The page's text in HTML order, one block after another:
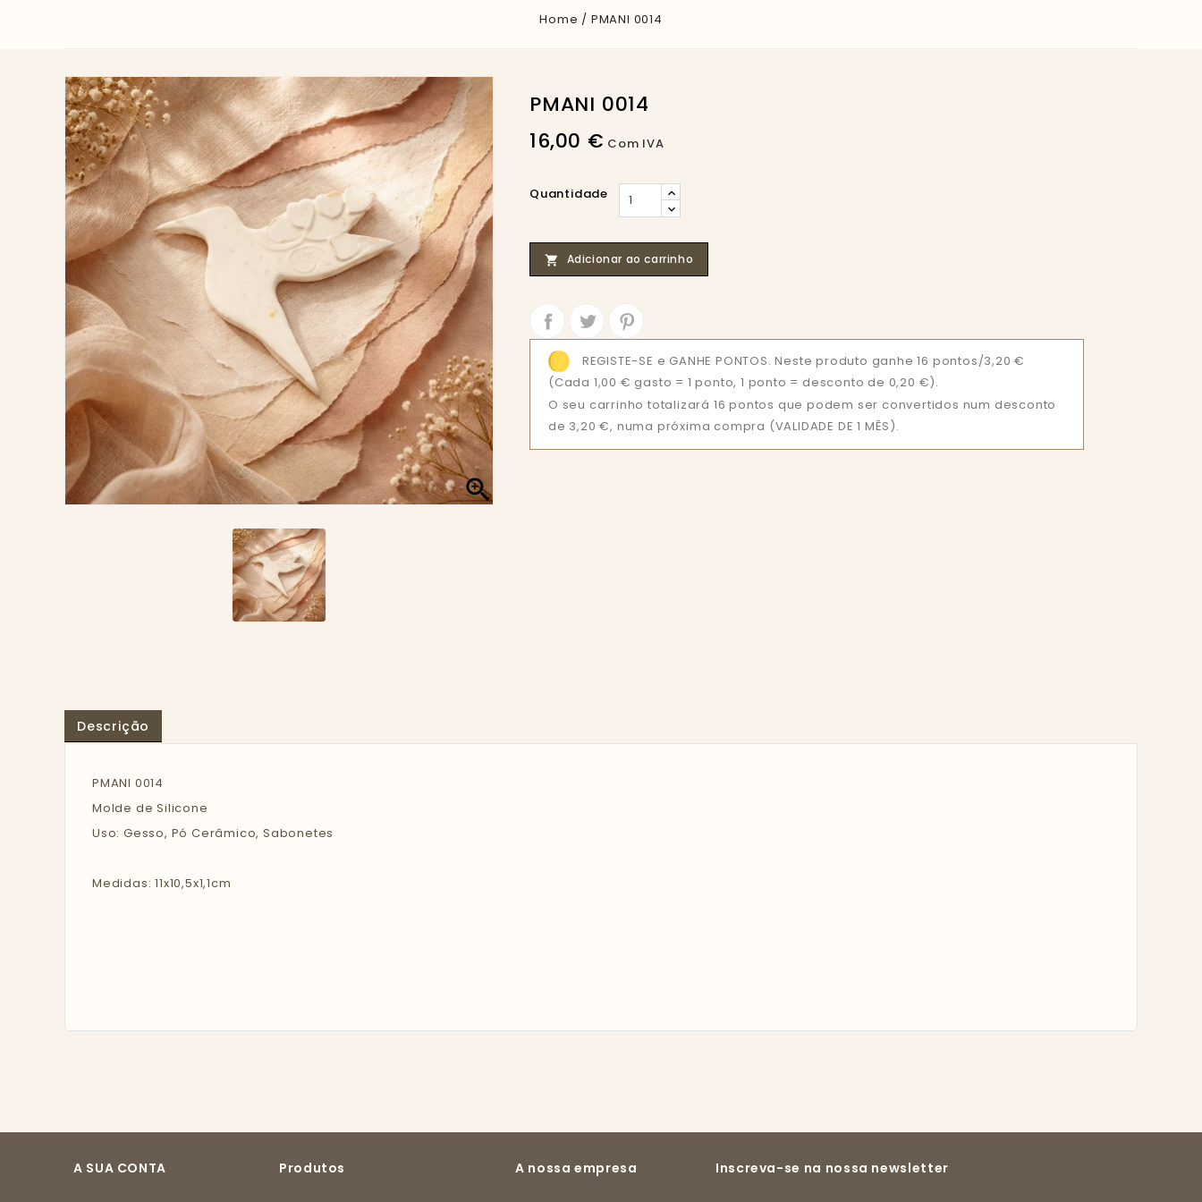
Home PMANI 0014

PMANI 0014
16,00 €
Com IVA
Quantidade
 Adicionar ao carrinho
REGISTE-SE e GANHE PONTOS. Neste produto ganhe 16 pontos/3,20 €
(Cada 1,00 € gasto = 1 ponto, 1 ponto = desconto de 0,20 €).
O seu carrinho totalizará 16 pontos que podem ser convertidos num desconto
de 3,20 €, numa próxima compra (VALIDADE DE 1 MÊS).
Descrição
PMANI 0014
Molde de Silicone
Uso: Gesso, Pó Cerâmico, Sabonetes
Medidas: 11x10,5x1,1cm
A SUA CONTA Inscreva-se na nossa newsletter
Produtos A nossa empresa